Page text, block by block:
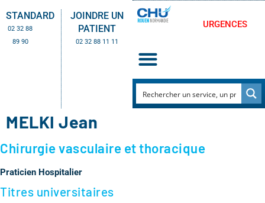
STANDARD
02 32 88
89 90
JOINDRE UN
PATIENT
02 32 88 11 11
URGENCES
MELKI Jean
Chirurgie vasculaire et thoracique
Praticien Hospitalier
Titres universitaires